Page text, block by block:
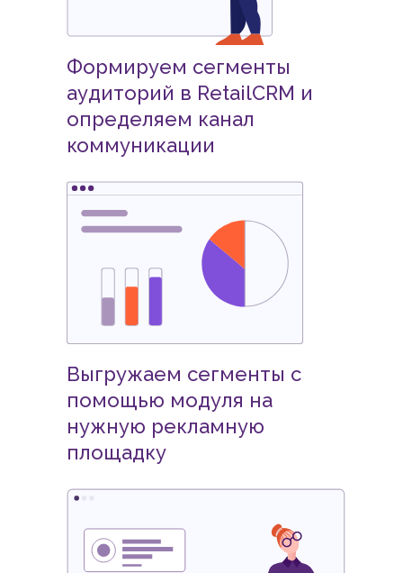
Формируем сегменты
аудиторий в RetailCRM и
определяем канал
коммуникации
Выгружаем сегменты с
помощью модуля на
нужную рекламную
площадку